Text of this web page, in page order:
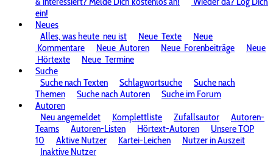
ein!
Neues
Alles, was heute neu ist Neue Texte
Neue
Kommentare
Neue Autoren Neue Forenbeiträge
Neue
Hörtexte
Neue Termine
Suche
Suche nach Texten
Schlagwortsuche
Suche nach
Themen
Suche nach Autoren
Suche im Forum
Autoren
Neu angemeldet
Komplettliste Zufallsautor
Autoren-
Teams
Autoren-Listen Hörtext-Autoren
Unsere TOP
10
Aktive Nutzer Kartei-Leichen
Nutzer in Auszeit
Inaktive Nutzer